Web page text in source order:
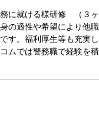
に就ける様研修 （３
の適性や希望により他
。福利厚生等も充実し
では警務職で経験を積